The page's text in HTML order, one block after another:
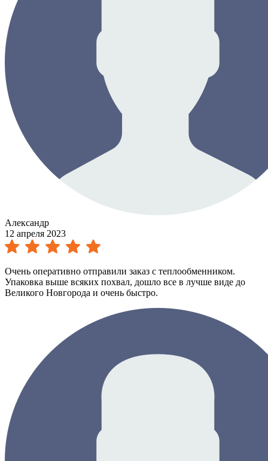
Александр
12 апреля 2023
Очень оперативно отправили заказ с теплообменником.
Упаковка выше всяких похвал, дошло все в лучше виде до
Великого Новгорода и очень быстро.